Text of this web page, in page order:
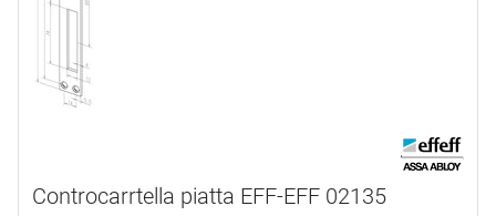
Controcarrtella piatta EFF-EFF 02135